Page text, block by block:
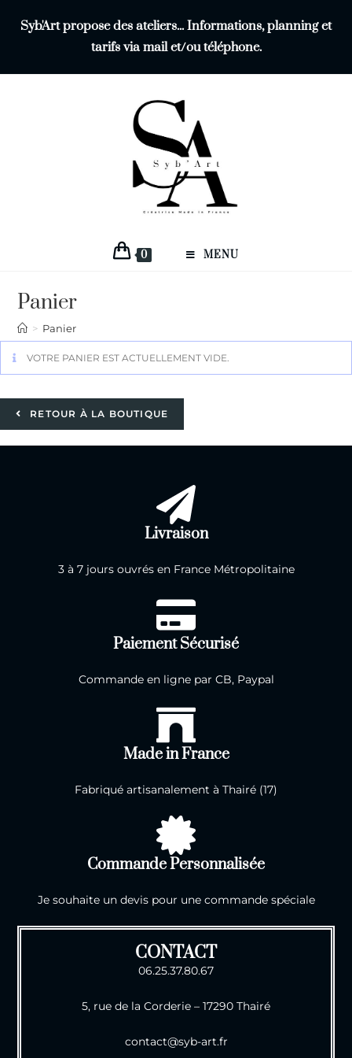
Syb'Art propose des ateliers... Informations, planning et
tarifs via mail et/ou téléphone.
0 MENU
Panier
> Panier
VOTRE PANIER EST ACTUELLEMENT VIDE.
RETOUR À LA BOUTIQUE
Livraison
3 à 7 jours ouvrés en France Métropolitaine
Paiement Sécurisé
Commande en ligne par CB, Paypal
Made in France
Fabriqué artisanalement à Thairé (17)
Commande Personnalisée
Je souhaite un devis pour une commande spéciale
CONTACT
06.25.37.80.67
5, rue de la Corderie – 17290 Thairé
contact@syb-art.fr